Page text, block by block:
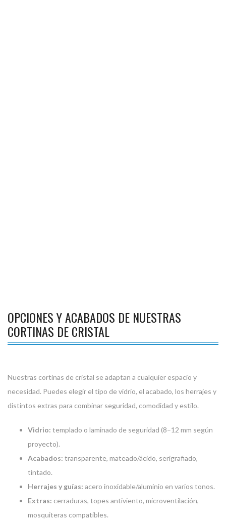
OPCIONES Y ACABADOS DE NUESTRAS
CORTINAS DE CRISTAL
Nuestras cortinas de cristal se adaptan a cualquier espacio y
necesidad. Puedes elegir el tipo de vidrio, el acabado, los herrajes y
distintos extras para combinar seguridad, comodidad y estilo.
Vidrio: templado o laminado de seguridad (8–12 mm según
proyecto).
Acabados: transparente, mateado/ácido, serigrafiado,
tintado.
Herrajes y guías: acero inoxidable/aluminio en varios tonos.
Extras: cerraduras, topes antiviento, microventilación,
mosquiteras compatibles.